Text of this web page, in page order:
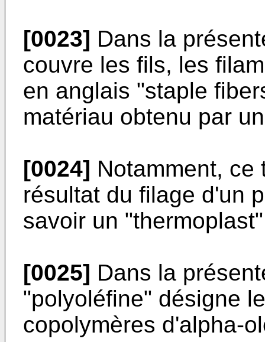
[0023] Dans la
couvre les fils, les
en anglais "staple
matériau obtenu par
[0024] Notamment, ce
résultat du filage d'un
savoir un
[0025] Dans la
"polyoléfine" désigne
copolymères d'alpha-